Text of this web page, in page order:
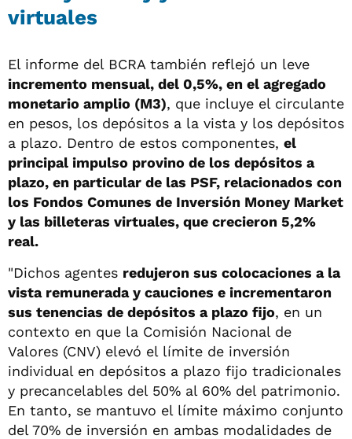
virtuales
El informe del BCRA también reflejó un leve
incremento mensual, del 0,5%, en el agregado
monetario amplio (M3), que incluye el circulante
en pesos, los depósitos a la vista y los depósitos
a plazo. Dentro de estos componentes, el
principal impulso provino de los depósitos a
plazo, en particular de las PSF, relacionados con
los Fondos Comunes de Inversión Money Market
y las billeteras virtuales, que crecieron 5,2%
real.
"Dichos agentes redujeron sus colocaciones a la
vista remunerada y cauciones e incrementaron
sus tenencias de depósitos a plazo fijo, en un
contexto en que la Comisión Nacional de
Valores (CNV) elevó el límite de inversión
individual en depósitos a plazo fijo tradicionales
y precancelables del 50% al 60% del patrimonio.
En tanto, se mantuvo el límite máximo conjunto
del 70% de inversión en ambas modalidades de